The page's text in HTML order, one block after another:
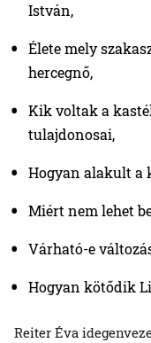
István,
Élete mely
hercegnő,
Kik voltak a
tulajdonosai,
Hogyan alakult a
Miért nem lehet
Várható-e
Hogyan kötődik
Reiter Éva